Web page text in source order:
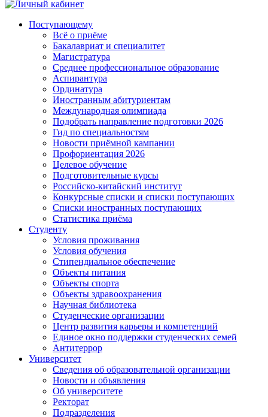
Поступающему
Всё о приёме
Бакалавриат и специалитет
Магистратура
Среднее профессиональное образование
Аспирантура
Ординатура
Иностранным абитуриентам
Международная олимпиада
Подобрать направление подготовки 2026
Гид по специальностям
Новости приёмной кампании
Профориентация 2026
Целевое обучение
Подготовительные курсы
Российско-китайский институт
Конкурсные списки и списки поступающих
Списки иностранных поступающих
Статистика приёма
Студенту
Условия проживания
Условия обучения
Стипендиальное обеспечение
Объекты питания
Объекты спорта
Объекты здравоохранения
Научная библиотека
Студенческие организации
Центр развития карьеры и компетенций
Единое окно поддержки студенческих семей
Антитеррор
Университет
Сведения об образовательной организации
Новости и объявления
Об университете
Ректорат
Подразделения